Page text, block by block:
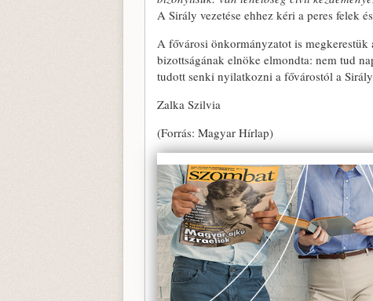
A Sirály vezetése ehhez kéri a peres felek
A fővárosi önkormányzatot is megkerestük
bizottságának elnöke elmondta: nem tud
tudott senki nyilatkozni a fővárostól a
Zalka Szilvia
(Forrás: Magyar Hírlap)